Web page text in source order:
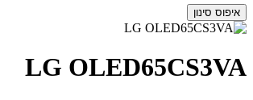
איפוס סינון
LG OLED65CS3VA